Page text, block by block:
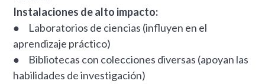
Instalaciones de alto impacto:
● Laboratorios de ciencias (influyen en el
aprendizaje práctico)
● Bibliotecas con colecciones diversas (apoyan las
habilidades de investigación)